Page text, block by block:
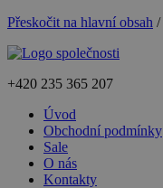
Přeskočit na hlavní obsah /
+420 235 365 207
Úvod
Obchodní podmínky
Sale
O nás
Kontakty